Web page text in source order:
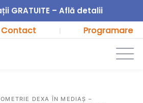
GRATUITE – Află detalii
Contact Programare
DEXA ÎN MEDIAȘ –